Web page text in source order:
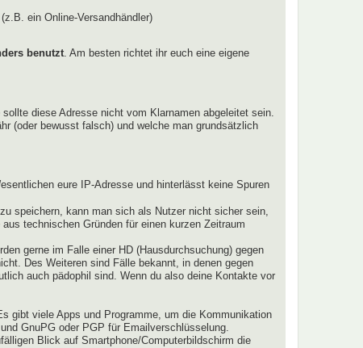
ein Online-Versandhändler)
benutzt . Am besten richtet ihr euch eine eigene
diese Adresse nicht vom Klarnamen abgeleitet sein.
(oder bewusst falsch) und welche man grundsätzlich
eure IP-Adresse und hinterlässt keine Spuren
speichern, kann man sich als Nutzer nicht sicher sein,
technischen Gründen für einen kurzen Zeitraum
gerne im Falle einer HD (Hausdurchsuchung) gegen
Des Weiteren sind Fälle bekannt, in denen gegen
auch pädophil sind. Wenn du also deine Kontakte vor
gibt viele Apps und Programme, um die Kommunikation
GnuPG oder PGP für Emailverschlüsselung.
Blick auf Smartphone/Computerbildschirm die